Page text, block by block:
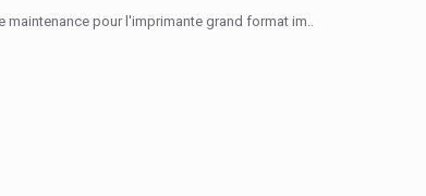
maintenance pour l'imprimante grand format im..